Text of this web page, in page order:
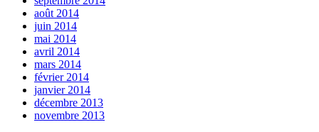
août 2014
juin 2014
mai 2014
avril 2014
mars 2014
février 2014
janvier 2014
décembre 2013
novembre 2013